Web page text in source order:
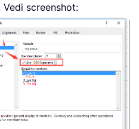
screenshot: